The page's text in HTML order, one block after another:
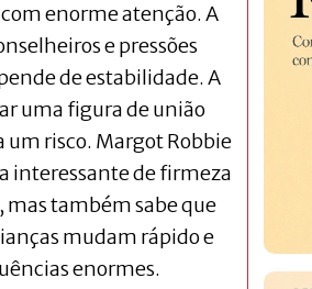
enorme atenção. A
e pressões
de estabilidade. A
uma figura de união
um risco. Margot Robbie
interessante de firmeza
mas também sabe que
mudam rápido e
enormes.